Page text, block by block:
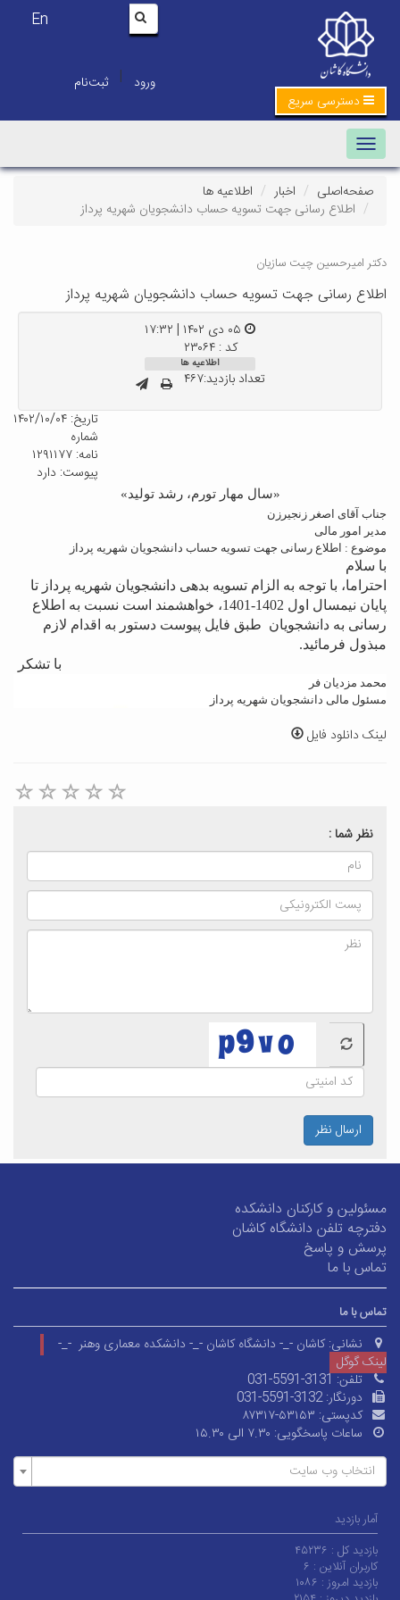
En
ورود | ثبت‌نام
دسترسی سریع
Toggle navigation
صفحه‌اصلی اخبار
اطلاعیه ها
اطلاع رسانی جهت تسویه حساب دانشجویان شهریه پرداز
دکتر امیرحسین چیت سازیان
اطلاع رسانی جهت تسویه حساب دانشجویان شهریه پرداز
کد : ۲۳۰۶۴
اطلاعیه ها
تعداد بازدید:۴۶۷
تاریخ: ۱۴۰۲/۱۰/۰۴
شماره
نامه: ۱۲۹۱۱۷۷
پیوست: دارد
«سال مهار تورم، رشد تولید»
جناب آقای اصغر زنجیرزن
مدیر امور مالی
موضوع : اطلاع رسانی جهت تسویه حساب دانشجویان شهریه پرداز
با سلام
احتراما، با توجه به الزام تسویه بدهی دانشجویان شهریه پرداز تا
پایان نیمسال اول 1402-1401، خواهشمند است نسبت به اطلاع
رسانی به دانشجویان طبق فایل پیوست دستور به اقدام لازم
مبذول فرمائید.
با تشکر
محمد مزدیان فر
مسئول مالی دانشجویان شهریه پرداز
لینک دانلود فایل
نظر شما :
ارسال نظر
مسئولین و کارکنان دانشکده
دفترچه تلفن دانشگاه کاشان
پرسش و پاسخ
تماس با ما
تماس با ما
نشانی: کاشان -_- دانشگاه کاشان -_- دانشکده معماری وهنر -_-
لینک گوگل
تلفن:031-5591-3131
دورنگار:031-5591-3132
کدپستی: ۸۷۳۱۷-۵۳۱۵۳
ساعات پاسخگویی: ۷.۳۰ الی ۱۵.۳۰
انتخاب وب سایت
آمار بازدید
بازدید کل : ۴۵۲۳۶
کاربران آنلاین : ۶
بازدید امروز : ۱۰۸۶